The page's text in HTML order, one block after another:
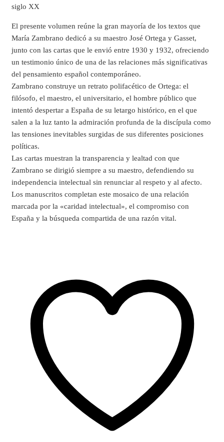
siglo XX
El presente volumen reúne la gran mayoría de los textos que
María Zambrano dedicó a su maestro José Ortega y Gasset,
junto con las cartas que le envió entre 1930 y 1932, ofreciendo
un testimonio único de una de las relaciones más significativas
del pensamiento español contemporáneo.
Zambrano construye un retrato polifacético de Ortega: el
filósofo, el maestro, el universitario, el hombre público que
intentó despertar a España de su letargo histórico, en el que
salen a la luz tanto la admiración profunda de la discípula como
las tensiones inevitables surgidas de sus diferentes posiciones
políticas.
Las cartas muestran la transparencia y lealtad con que
Zambrano se dirigió siempre a su maestro, defendiendo su
independencia intelectual sin renunciar al respeto y al afecto.
Los manuscritos completan este mosaico de una relación
marcada por la «caridad intelectual», el compromiso con
España y la búsqueda compartida de una razón vital.